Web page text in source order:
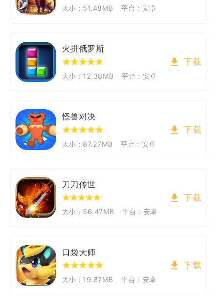
大小：51.48MB 平台：安卓
火拼俄罗斯
大小：12.38MB 平台：安卓
下载
怪兽对决
大小：87.27MB 平台：安卓
下载
刀刀传世
大小：56.47MB 平台：安卓
下载
口袋大师
大小：19.87MB 平台：安卓
下载